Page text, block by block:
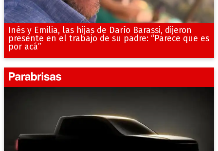
Inés y Emilia, las hijas de Darío Barassi, dijeron
presente en el trabajo de su padre: “Parece que es
por acá”